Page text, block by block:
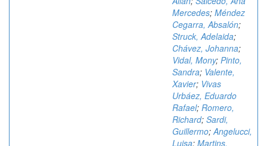
Mercedes; Méndez
Cegarra, Absalón;
Struck, Adelaida;
Chávez, Johanna;
Vidal, Mony; Pinto,
Sandra; Valente,
Xavier; Vivas
Urbáez, Eduardo
Rafael; Romero,
Richard; Sardi,
Guillermo;Angelucci,
Luisa; Martins,